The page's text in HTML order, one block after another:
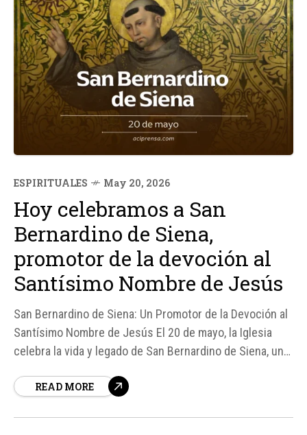
ESPIRITUALES May 20, 2026
Hoy celebramos a San
Bernardino de Siena,
promotor de la devoción al
Santísimo Nombre de Jesús
San Bernardino de Siena: Un Promotor de la Devoción al
Santísimo Nombre de Jesús El 20 de mayo, la Iglesia
celebra la vida y legado de San Bernardino de Siena, un
por su predicación y su devoción al Santísimo Nombre
READ MORE